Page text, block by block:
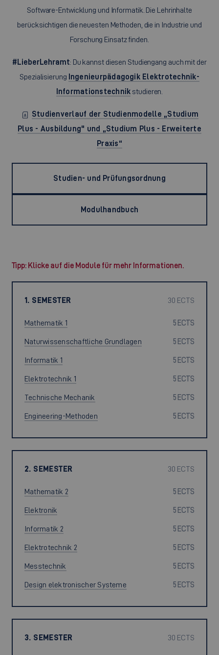
Software-Entwicklung und Informatik. Die Lehrinhalte
berücksichtigen die neuesten Methoden, die in Industrie und
Forschung Einsatz finden.
#LieberLehramt: Du kannst diesen Studiengang auch mit der
Spezialisierung Ingenieurpädagogik Elektrotechnik-
Informationstechnik studieren.
Studienverlauf der Studienmodelle „Studium
Plus - Ausbildung" und „Studium Plus - Erweiterte
Praxis“
Studien- und Prüfungsordnung
Modulhandbuch
Tipp: Klicke auf die Module für mehr Informationen.
1. SEMESTER 30 ECTS
Mathematik 1 5 ECTS
Naturwissenschaftliche Grundlagen 5 ECTS
Informatik 1 5 ECTS
Elektrotechnik 1 5 ECTS
Technische Mechanik 5 ECTS
Engineering-Methoden 5 ECTS
2. SEMESTER 30 ECTS
Mathematik 2 5 ECTS
Elektronik 5 ECTS
Informatik 2 5 ECTS
Elektrotechnik 2 5 ECTS
Messtechnik 5 ECTS
Design elektronischer Systeme 5 ECTS
3. SEMESTER 30 ECTS